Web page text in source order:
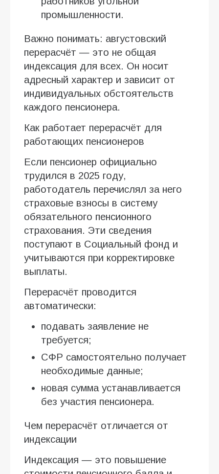
промышленности.
Важно понимать: августовский
перерасчёт — это не общая
индексация для всех. Он носит
адресный характер и зависит от
индивидуальных обстоятельств
каждого пенсионера.
Как работает перерасчёт для
работающих пенсионеров
Если пенсионер официально
трудился в 2025 году,
работодатель перечислял за него
страховые взносы в систему
обязательного пенсионного
страхования. Эти сведения
поступают в Социальный фонд и
учитываются при корректировке
выплаты.
Перерасчёт проводится
автоматически:
подавать заявление не
требуется;
СФР самостоятельно получает
необходимые данные;
новая сумма устанавливается
без участия пенсионера.
Чем перерасчёт отличается от
индексации
Индексация — это повышение